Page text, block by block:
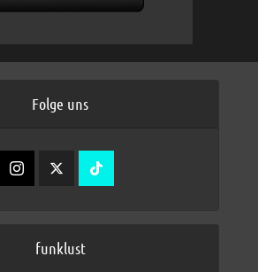
Folge uns
funklust